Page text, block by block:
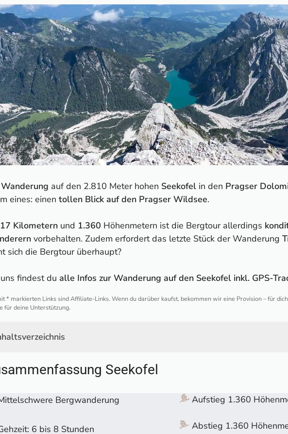
Wanderung auf den 2.810 Meter hohen Seekofel in den Pragser
eines: einen tollen Blick auf den Pragser Wildsee.
17 Kilometern und 1.360 Höhenmetern ist die Bergtour allerdings
vorbehalten. Zudem erfordert das letzte Stück der Wanderung
sich die Bergtour überhaupt?
findest du alle Infos zur Wanderung auf den Seekofel inkl. GPS-
* markierten Links sind Affiliate-Links. Wenn du darüber kaufst, bekommen wir eine Provision – für
für deine Unterstützung.
der Wanderung auf den Seekofel
Aufstieg im Geröllhang
langer "Hatsch"
Seekofel
Bergwanderung
6 bis 8 Stunden
Aufstieg 1.360
Abstieg 1.360